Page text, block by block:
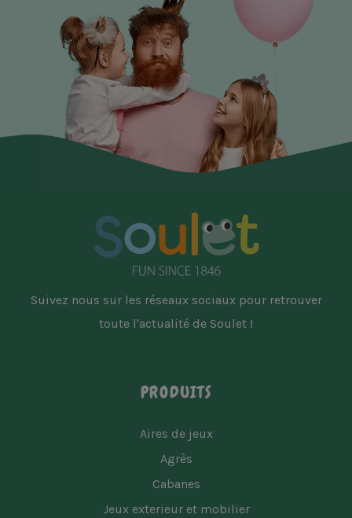
PRODUITS
Aires de jeux
Agrès
Cabanes
Jeux exterieur et mobilier
Suivez nous sur les réseaux sociaux pour retrouver
toute l'actualité de Soulet !